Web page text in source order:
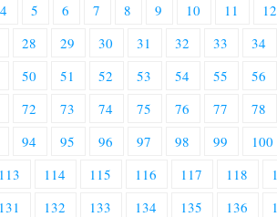
4 5 6 7 8 9 10 11
12
28 29 30 31 32 33
34
50 51 52 53 54 55
56
72 73 74 75 76 77
78
94 95 96 97 98 99
100
113 114 115 116 117 118
131 132 133 134 135 136